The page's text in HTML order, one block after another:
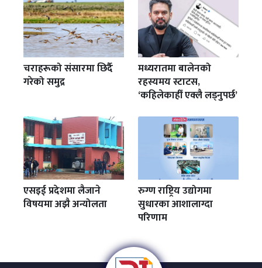
चराहरूको संसारमा छिर्दै
गरेको समुद्र
मध्यरातमा बालेनको
रहस्यमय स्टाटस,
‘कहिलेकाहीँ एक्लै लड्नुपर्छ’
एसइई प्रदेशमा लैजाने
विषयमा अझै अन्योलता
रुग्ण राष्ट्रिय उद्योगमा
सुधारका आशालाग्दा
परिणाम